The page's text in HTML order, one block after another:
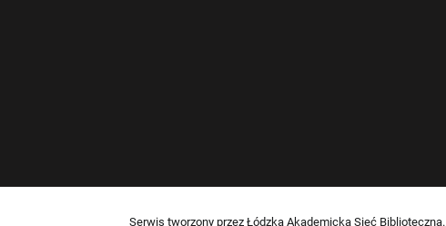
Serwis tworzony przez Łódzką Akademicką Sieć Biblioteczną.